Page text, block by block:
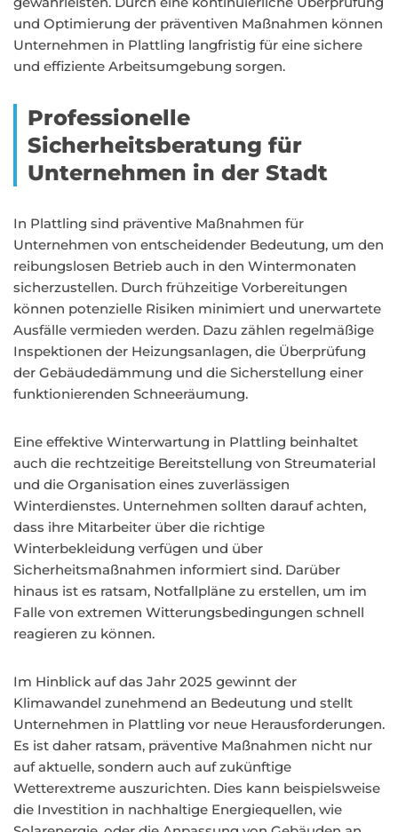
und Optimierung der präventiven Maßnahmen können
Unternehmen in Plattling langfristig für eine sichere
und effiziente Arbeitsumgebung sorgen.
Professionelle
Sicherheitsberatung für
Unternehmen in der Stadt
In Plattling sind präventive Maßnahmen für
Unternehmen von entscheidender Bedeutung, um den
reibungslosen Betrieb auch in den Wintermonaten
sicherzustellen. Durch frühzeitige Vorbereitungen
können potenzielle Risiken minimiert und unerwartete
Ausfälle vermieden werden. Dazu zählen regelmäßige
Inspektionen der Heizungsanlagen, die Überprüfung
der Gebäudedämmung und die Sicherstellung einer
funktionierenden Schneeräumung.
Eine effektive Winterwartung in Plattling beinhaltet
auch die rechtzeitige Bereitstellung von Streumaterial
und die Organisation eines zuverlässigen
Winterdienstes. Unternehmen sollten darauf achten,
dass ihre Mitarbeiter über die richtige
Winterbekleidung verfügen und über
Sicherheitsmaßnahmen informiert sind. Darüber
hinaus ist es ratsam, Notfallpläne zu erstellen, um im
Falle von extremen Witterungsbedingungen schnell
reagieren zu können.
Im Hinblick auf das Jahr 2025 gewinnt der
Klimawandel zunehmend an Bedeutung und stellt
Unternehmen in Plattling vor neue Herausforderungen.
Es ist daher ratsam, präventive Maßnahmen nicht nur
auf aktuelle, sondern auch auf zukünftige
Wetterextreme auszurichten. Dies kann beispielsweise
die Investition in nachhaltige Energiequellen, wie